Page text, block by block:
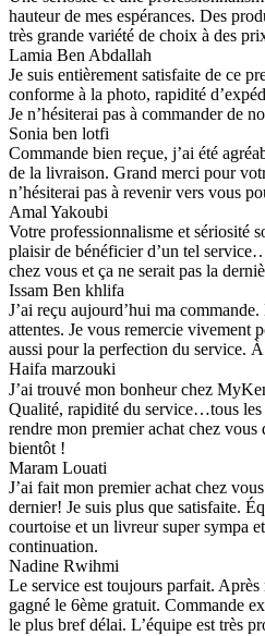
hauteur de mes espérances. Des
très grande variété de choix à des
Lamia Ben Abdallah
Je suis entièrement satisfaite de ce
conforme à la photo, rapidité
Je n’hésiterai pas à commander de
Sonia ben lotfi
Commande bien reçue, j’ai été
de la livraison. Grand merci pour
n’hésiterai pas à revenir vers vous
Amal Yakoubi
Votre professionnalisme et sériosité
plaisir de bénéficier d’un tel
chez vous et ça ne serait pas la
Issam Ben khlifa
J’ai reçu aujourd’hui ma
attentes. Je vous remercie vivement
aussi pour la perfection du service.
Haifa marzouki
J’ai trouvé mon bonheur chez
Qualité, rapidité du service…tous
rendre mon premier achat chez vous
bientôt !
Maram Louati
J’ai fait mon premier achat chez
dernier! Je suis plus que satisfaite.
courtoise et un livreur super sympa
continuation.
Nadine Rwihmi
Le service est toujours parfait. Après
gagné le 6ème gratuit. Commande
le plus bref délai. L’équipe est très